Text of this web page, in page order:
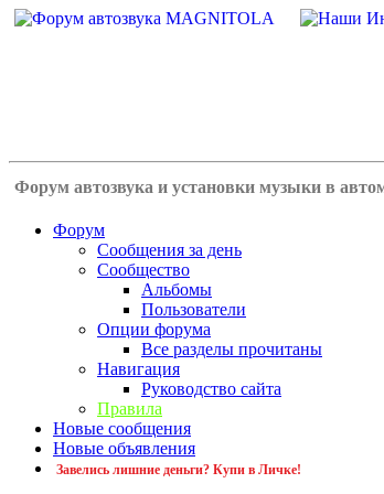
Форум автозвука и установки музыки в
Форум
Сообщения за день
Сообщество
Альбомы
Пользователи
Опции форума
Все разделы прочитаны
Навигация
Руководство сайта
Правила
Новые сообщения
Новые объявления
Завелись лишние деньги? Купи в Личке!